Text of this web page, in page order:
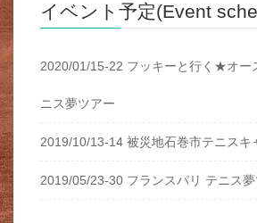
イベント予定(Event
2020/01/15-22 フッキーと行く★オー
ニス夢ツアー
2019/10/13-14 被災地石巻市テニスキ
2019/05/23-30 フランスパリ テニス夢